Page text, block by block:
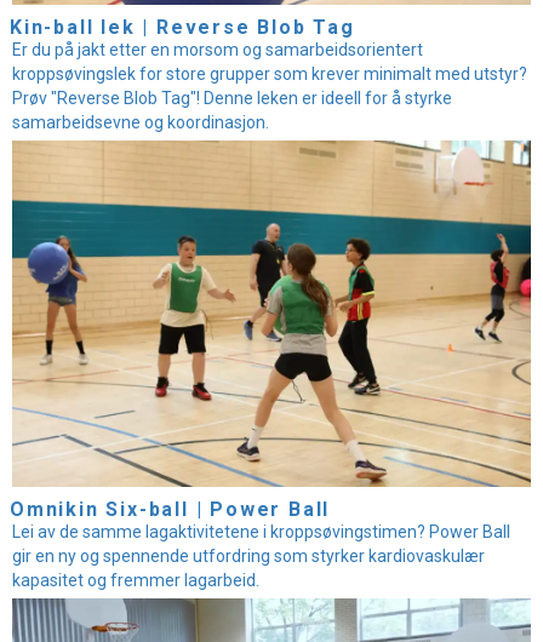
Kin-ball lek | Reverse Blob Tag
Er du på jakt etter en morsom og samarbeidsorientert
kroppsøvingslek for store grupper som krever minimalt med utstyr?
Prøv "Reverse Blob Tag"! Denne leken er ideell for å styrke
samarbeidsevne og koordinasjon.
Omnikin Six-ball | Power Ball
Lei av de samme lagaktivitetene i kroppsøvingstimen? Power Ball
gir en ny og spennende utfordring som styrker kardiovaskulær
kapasitet og fremmer lagarbeid.